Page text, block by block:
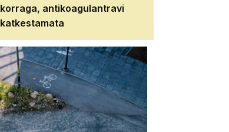
korraga, antikoagulantravi
katkestamata